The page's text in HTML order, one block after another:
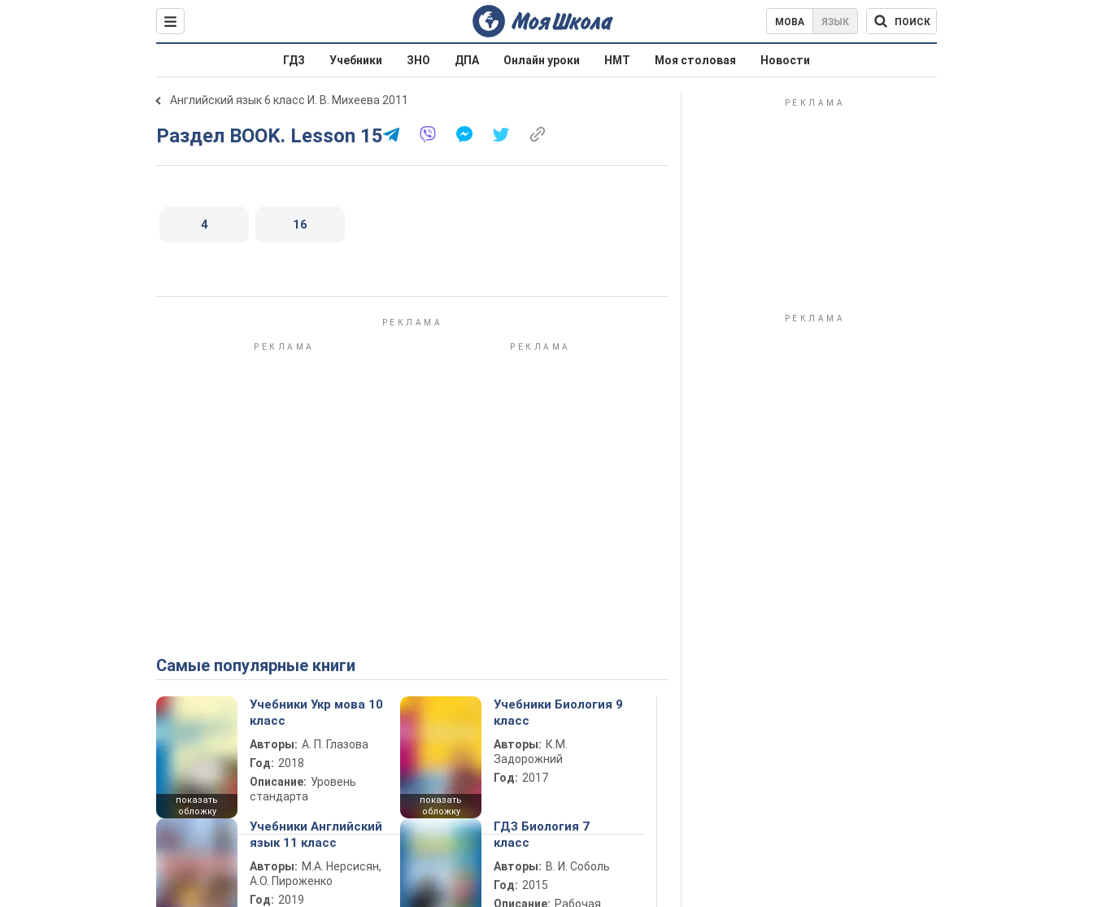
МОВА ЯЗЫК ПОИСК
ГДЗ Учебники ЗНО ДПА Онлайн уроки НМТ Моя столовая Новости
Английский язык 6 класс И. В. Михеева 2011
Раздел BOOK. Lesson 15
4 16
Самые популярные книги
показать
обложку
Учебники Укр мова 10
класс
Авторы: А. П. Глазова
Год: 2018
Описание: Уровень
стандарта
показать
обложку
Учебники Биология 9
класс
Авторы: К.М.
Задорожний
Год: 2017
Учебники Английский
язык 11 класс
Авторы: М.А. Нерсисян,
А.О. Пироженко
Год: 2019
ГДЗ Биология 7
класс
Авторы: В. И. Соболь
Год: 2015
Описание: Рабочая